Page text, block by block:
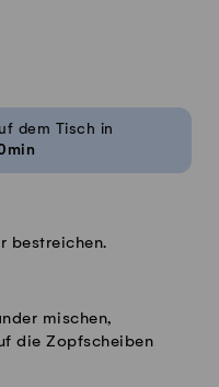
dem Tisch in
bestreichen.
mischen,
die Zopfscheiben